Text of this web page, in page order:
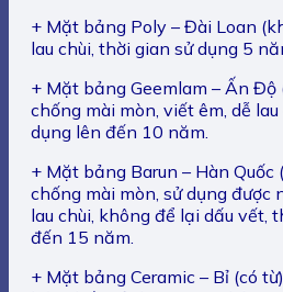
+ Mặt bảng Poly – Đài Loan
lau chùi, thời gian sử dụng 5
+ Mặt bảng Geemlam – Ấn Độ
chống mài mòn, viết êm, dễ
dụng lên đến 10 năm.
+ Mặt bảng Barun – Hàn Quốc
chống mài mòn, sử dụng được
lau chùi, không để lại dấu vết,
đến 15 năm.
+ Mặt bảng Ceramic – Bỉ (có